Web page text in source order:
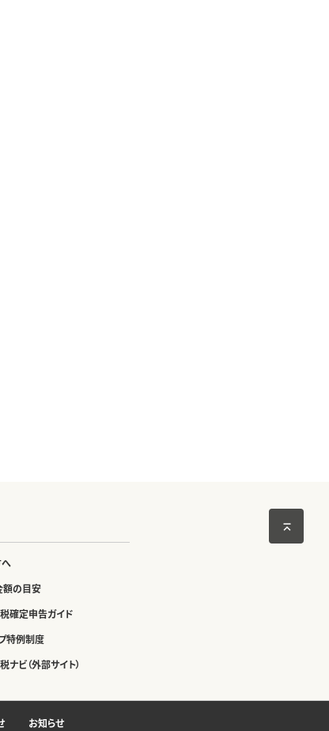
額の目安
確定申告ガイド
特例制度
ナビ（外部サイト）
お知らせ